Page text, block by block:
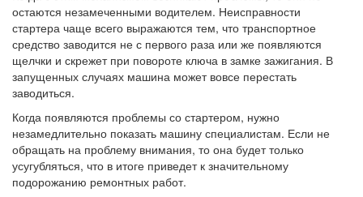
остаются незамеченными водителем. Неисправности
стартера чаще всего выражаются тем, что транспортное
средство заводится не с первого раза или же появляются
щелчки и скрежет при повороте ключа в замке зажигания. В
запущенных случаях машина может вовсе перестать
заводиться.
Когда появляются проблемы со стартером, нужно
незамедлительно показать машину специалистам. Если не
обращать на проблему внимания, то она будет только
усугубляться, что в итоге приведет к значительному
подорожанию ремонтных работ.